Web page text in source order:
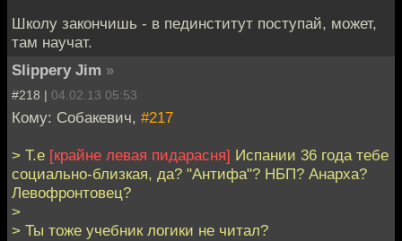
Школу закончишь - в пединститут поступай, может,
там научат.
Slippery Jim »
#218 | 04.02.13 05:53
Кому: Собакевич, #217
> Т.е [крайне левая пидарасня] Испании 36 года тебе
социально-близкая, да? "Антифа"? НБП? Анарха?
Левофронтовец?
>
> Ты тоже учебник логики не читал?